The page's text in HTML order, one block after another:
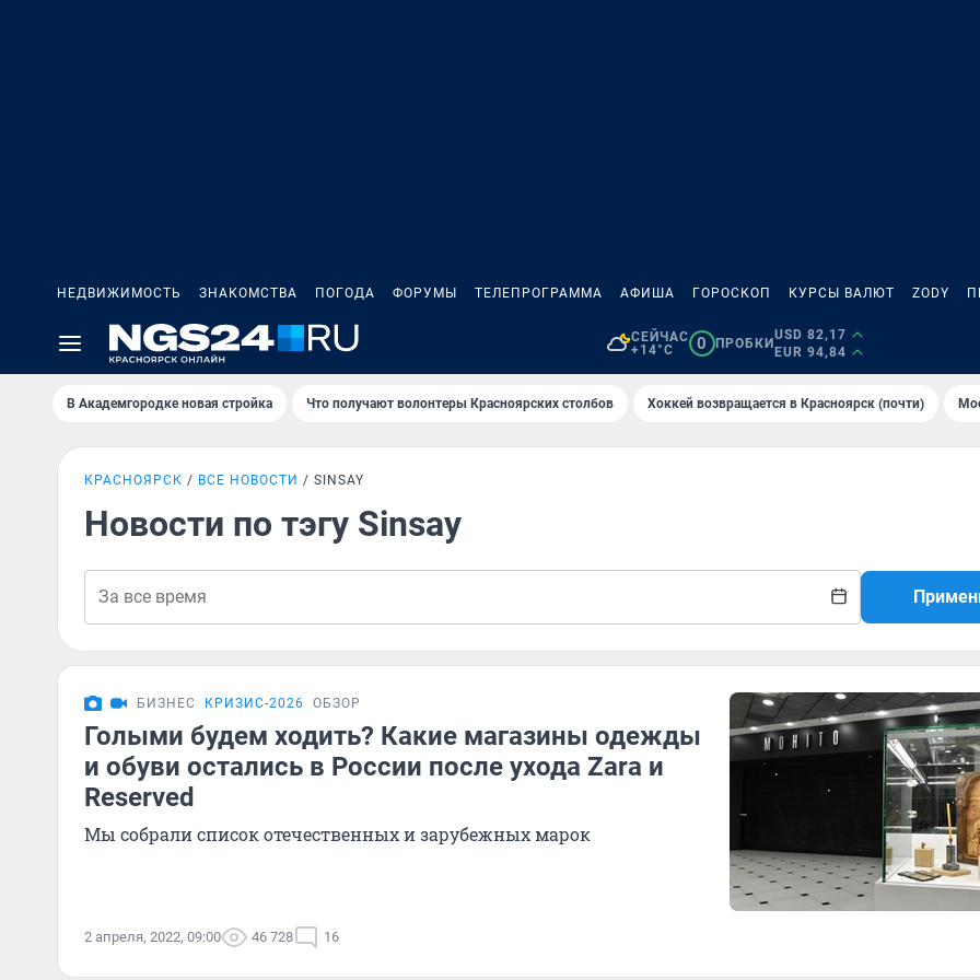
НЕДВИЖИМОСТЬ ЗНАКОМСТВА ПОГОДА ФОРУМЫ ТЕЛЕПРОГРАММА АФИША ГОРОСКОП КУРСЫ ВАЛЮТ ZODY
СЕЙЧАС
+14°C
0 ПРОБКИ
USD 82,17
EUR 94,84
В Академгородке новая стройка Что получают волонтеры Красноярских столбов Хоккей возвращается в Красноярск (почти)
КРАСНОЯРСК ВСЕ НОВОСТИ SINSAY
Новости по тэгу Sinsay
БИЗНЕС КРИЗИС-2026 ОБЗОР
Голыми будем ходить? Какие магазины одежды
и обуви остались в России после ухода Zara и
Reserved
Мы собрали список отечественных и зарубежных марок
2 апреля, 2022, 09:00 46 728 16